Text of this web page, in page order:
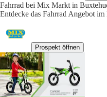
Fahrrad bei Mix Markt in
Entdecke das Fahrrad Angebot
Prospekt öffnen